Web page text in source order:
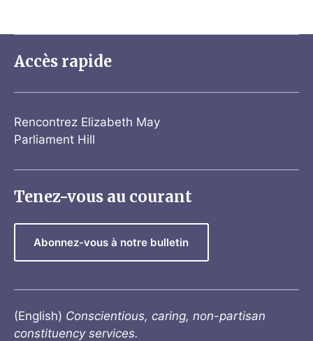
Accès rapide
Rencontrez Elizabeth May
Parliament Hill
Tenez-vous au courant
Abonnez-vous à notre bulletin
(English) Conscientious, caring, non-partisan
constituency services.